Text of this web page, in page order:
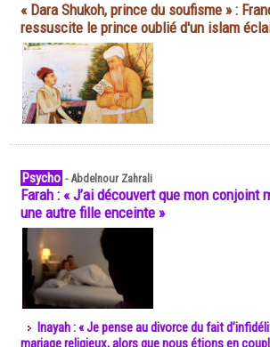
« Dara Shukoh, prince du soufisme » :
ressuscite le prince oublié d'un islam
Psycho -Abdelnour Zahrali
Farah : « J’ai découvert que mon conjoint
une autre fille enceinte »
Inayah : « Je pense au divorce du fait
mariage religieux, alors que nous étions en